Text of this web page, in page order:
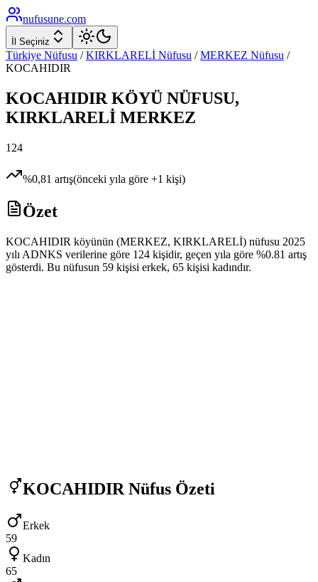
nufusune.com
İl Seçiniz
Türkiye Nüfusu / KIRKLARELİ Nüfusu / MERKEZ Nüfusu /
KOCAHIDIR
KOCAHIDIR KÖYÜ NÜFUSU,
KIRKLARELİ MERKEZ
124
%0,81 artış(önceki yıla göre +1 kişi)
Özet
KOCAHIDIR köyünün (MERKEZ, KIRKLARELİ) nüfusu 2025
yılı ADNKS verilerine göre 124 kişidir, geçen yıla göre %0.81 artış
gösterdi. Bu nüfusun 59 kişisi erkek, 65 kişisi kadındır.
KOCAHIDIR Nüfus Özeti
Erkek
59
Kadın
65